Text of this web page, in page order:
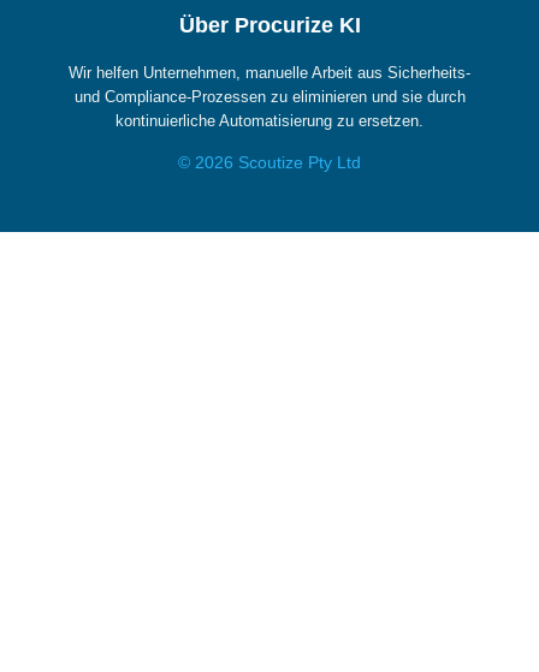
Über Procurize KI
Wir helfen Unternehmen, manuelle Arbeit aus Sicherheits-
und Compliance-Prozessen zu eliminieren und sie durch
kontinuierliche Automatisierung zu ersetzen.
© 2026 Scoutize Pty Ltd